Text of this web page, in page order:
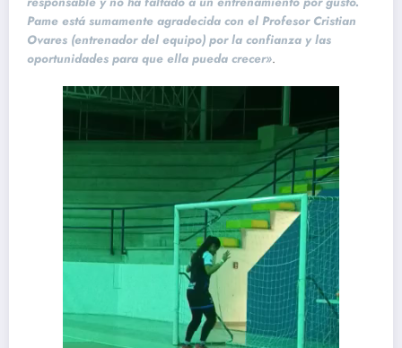
Pame está sumamente agradecida con el Profesor Cristian
Ovares (entrenador del equipo) por la confianza y las
oportunidades para que ella pueda crecer».